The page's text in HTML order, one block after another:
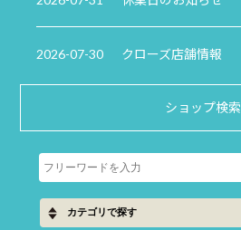
2026-07-30 クローズ店舗情報
ショップ検索